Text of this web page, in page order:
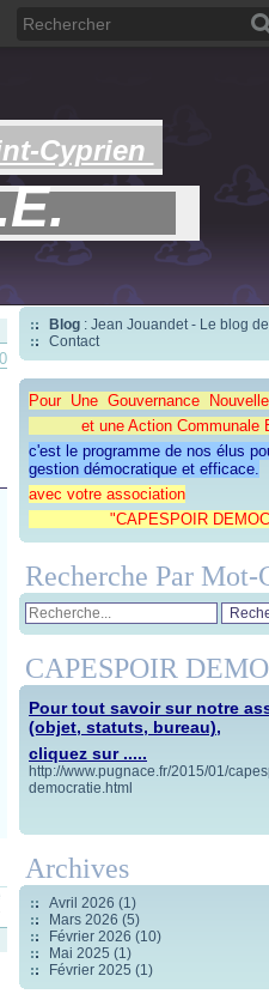
Cyprien
Blog : Jean Jouandet - Le blog
Contact
Pour Une Gouvernance Nouvelle
et une Action Communale
c'est le programme de nos élus
gestion démocratique et efficace.
avec votre association
"CAPESPOIR
Recherche Par Mot-
CAPESPOIR
Pour tout savoir sur notre
(objet, statuts, bureau),
cliquez sur .....
http://www.pugnace.fr/2015/01/
democratie.html
Archives
Avril 2026 (1)
Mars 2026 (5)
Février 2026 (10)
Mai 2025 (1)
Février 2025 (1)